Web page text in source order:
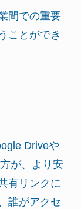
間での重要
ことができ
Driveや
が、より安
有リンクに
誰がアクセ